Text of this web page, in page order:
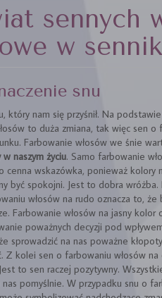
sennych
w
snu
który nam się przyśnił. Na
to duża zmiana, tak więc sen o
Farbowanie włosów we śnie
naszym życiu. Samo farbowanie
cenna wskazówka, ponieważ kolory
być spokojni. Jest to dobra wróżba.
włosów na rudo oznacza to,
Farbowanie włosów na jasny kolor
poważnych decyzji pod
sprowadzić na nas poważne
Z kolei sen o farbowaniu włosów na
to sen raczej pozytywny.
pomyślnie. W przypadku snu o